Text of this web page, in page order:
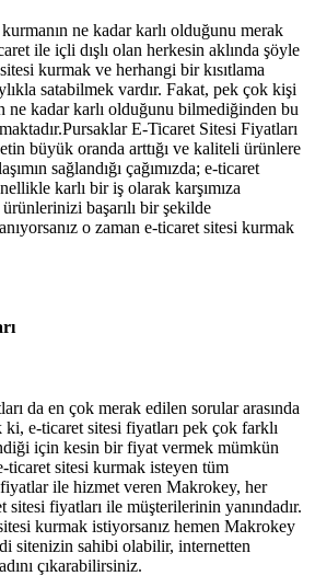
ne kadar karlı olduğunu merak
ile içli dışlı olan herkesin aklında şöyle
kurmak ve herhangi bir kısıtlama
satabilmek vardır. Fakat, pek çok kişi
ne kadar karlı olduğunu bilmediğinden bu
E-Ticaret Sitesi Fiyatları
büyük oranda arttığı ve kaliteli ürünlere
sağlandığı çağımızda; e-ticaret
karlı bir iş olarak karşımıza
başarılı bir şekilde
o zaman e-ticaret sitesi kurmak
da en çok merak edilen sorular arasında
ki, e-ticaret sitesi fiyatları pek çok farklı
için kesin bir fiyat vermek mümkün
ticaret sitesi kurmak isteyen tüm
ile hizmet veren Makrokey, her
sitesi fiyatları ile müşterilerinin yanındadır.
kurmak istiyorsanız hemen Makrokey
sitenizin sahibi olabilir, internetten
çıkarabilirsiniz.